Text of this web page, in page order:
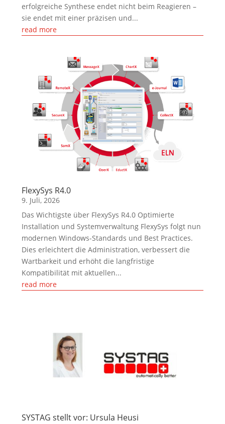
erfolgreiche Synthese endet nicht beim Reagieren –
sie endet mit einer präzisen und...
read more
FlexySys R4.0
9. Juli, 2026
Das Wichtigste über FlexySys R4.0 Optimierte
Installation und Systemverwaltung FlexySys folgt nun
modernen Windows-Standards und Best Practices.
Dies erleichtert die Administration, verbessert die
Wartbarkeit und erhöht die langfristige
Kompatibilität mit aktuellen...
read more
SYSTAG stellt vor: Ursula Heusi